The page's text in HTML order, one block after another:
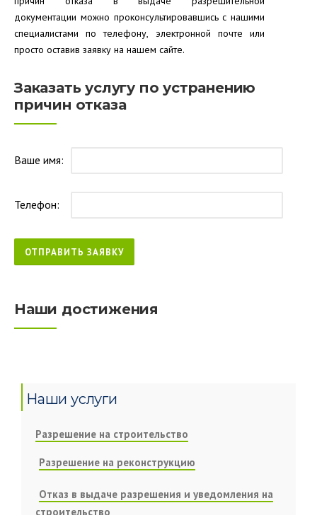
документации можно проконсультировавшись с нашими
специалистами по телефону, электронной почте или
просто оставив заявку на нашем сайте.
Заказать услугу по устранению
причин отказа
Ваше имя:
Телефон:
Наши достижения
Наши услуги
Разрешение на строительство
Разрешение на реконструкцию
Отказ в выдаче разрешения и уведомления на
строительство